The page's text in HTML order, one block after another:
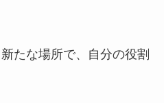
たな場所で、自分の役割